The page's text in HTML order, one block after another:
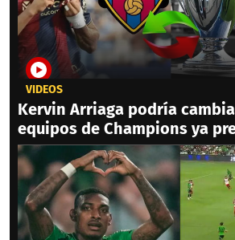
VIDEOS
Kervin Arriaga podría
equipos de Champions ya